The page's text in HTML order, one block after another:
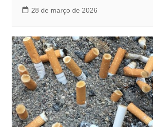
28 de março de 2026